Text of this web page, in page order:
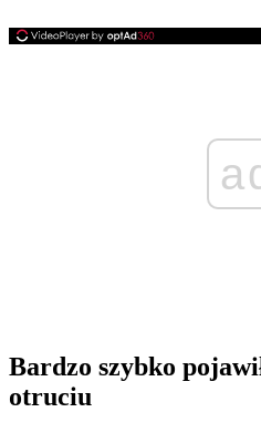
Bardzo szybko
otruciu